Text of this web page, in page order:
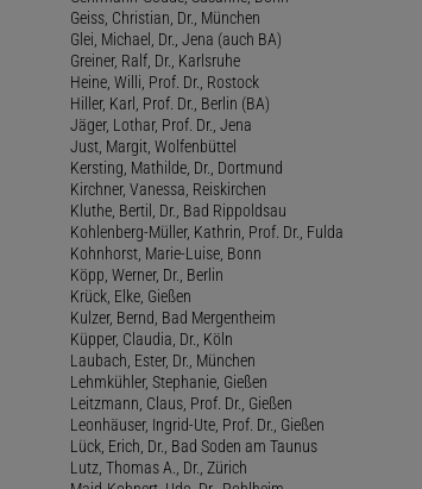
Geiss, Christian, Dr., München
Glei, Michael, Dr., Jena (auch BA)
Greiner, Ralf, Dr., Karlsruhe
Heine, Willi, Prof. Dr., Rostock
Hiller, Karl, Prof. Dr., Berlin (BA)
Jäger, Lothar, Prof. Dr., Jena
Just, Margit, Wolfenbüttel
Kersting, Mathilde, Dr., Dortmund
Kirchner, Vanessa, Reiskirchen
Kluthe, Bertil, Dr., Bad Rippoldsau
Kohlenberg-Müller, Kathrin, Prof. Dr., Fulda
Kohnhorst, Marie-Luise, Bonn
Köpp, Werner, Dr., Berlin
Krück, Elke, Gießen
Kulzer, Bernd, Bad Mergentheim
Küpper, Claudia, Dr., Köln
Laubach, Ester, Dr., München
Lehmkühler, Stephanie, Gießen
Leitzmann, Claus, Prof. Dr., Gießen
Leonhäuser, Ingrid-Ute, Prof. Dr., Gießen
Lück, Erich, Dr., Bad Soden am Taunus
Lutz, Thomas A., Dr., Zürich